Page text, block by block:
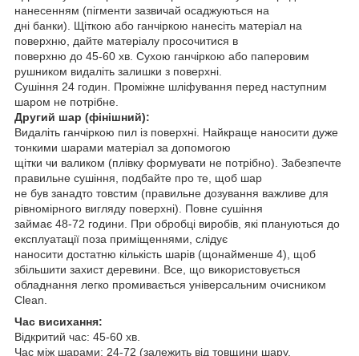
нанесенням (пігменти зазвичай осаджуються на
дні банки). Щіткою або ганчіркою нанесіть матеріал на
поверхню, дайте матеріалу просочитися в
поверхню до 45-60 хв. Сухою ганчіркою або паперовим
рушником видаліть залишки з поверхні.
Сушіння 24 годин. Проміжне шліфування перед наступним
шаром не потрібне.
Другий шар (фінішний):
Видаліть ганчіркою пил із поверхні. Найкраще наносити дуже
тонкими шарами матеріал за допомогою
щітки чи валиком (плівку формувати не потрібно). Забезпечте
правильне сушіння, подбайте про те, щоб шар
не був занадто товстим (правильне дозування важливе для
рівномірного вигляду поверхні). Повне сушіння
займає 48-72 години. При обробці виробів, які плануються до
експлуатації поза приміщеннями, слідує
наносити достатню кількість шарів (щонайменше 4), щоб
збільшити захист деревини. Все, що використовується
обладнання легко промивається універсальним очисником
Clean.
Час висихання:
Відкритий час: 45-60 хв.
Час між шарами: 24-72 (залежить від товщини шару,